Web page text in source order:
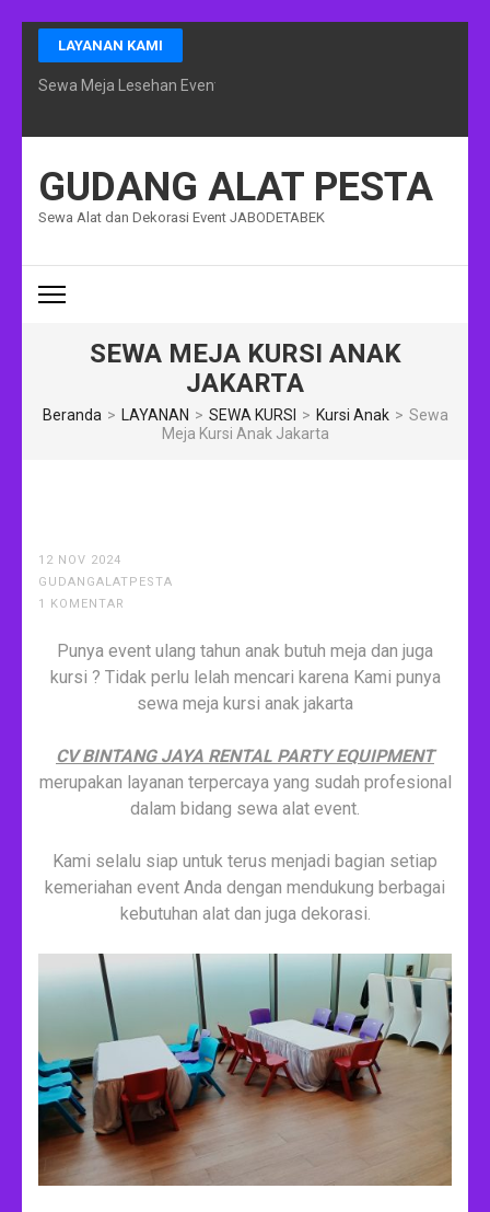
Lompat
ke
konten
Enter)
LAYANAN KAMI
Sewa Meja Lesehan Event Ramadhan Jakarta
GUDANG ALAT PESTA
Sewa Alat dan Dekorasi Event JABODETABEK
SEWA MEJA KURSI ANAK
JAKARTA
Beranda > LAYANAN > SEWA KURSI > Kursi Anak > Sewa
Meja Kursi Anak Jakarta
12 NOV 2024
GUDANGALATPESTA
1 KOMENTAR
Punya event ulang tahun anak butuh meja dan juga
kursi ? Tidak perlu lelah mencari karena Kami punya
sewa meja kursi anak jakarta
CV BINTANG JAYA RENTAL PARTY EQUIPMENT
merupakan layanan terpercaya yang sudah profesional
dalam bidang sewa alat event.
Kami selalu siap untuk terus menjadi bagian setiap
kemeriahan event Anda dengan mendukung berbagai
kebutuhan alat dan juga dekorasi.